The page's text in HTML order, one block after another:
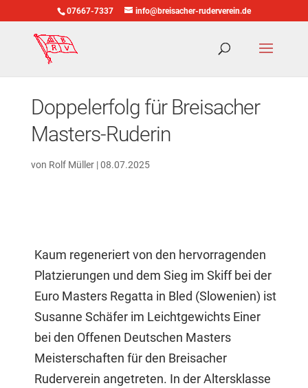
07667-7337 info@breisacher-ruderverein.de
Doppelerfolg für Breisacher
Masters-Ruderin
von Rolf Müller|08.07.2025
Kaum regeneriert von den hervorragenden
Platzierungen und dem Sieg im Skiff bei der
Euro Masters Regatta in Bled (Slowenien) ist
Susanne Schäfer im Leichtgewichts Einer
bei den Offenen Deutschen Masters
Meisterschaften für den Breisacher
Ruderverein angetreten. In der Altersklasse